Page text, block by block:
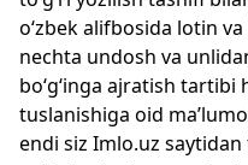
o‘zbek alifbosida lotin
nechta undosh va
bo‘g‘inga ajratish
tuslanishiga oid
endi siz Imlo.uz saytidan